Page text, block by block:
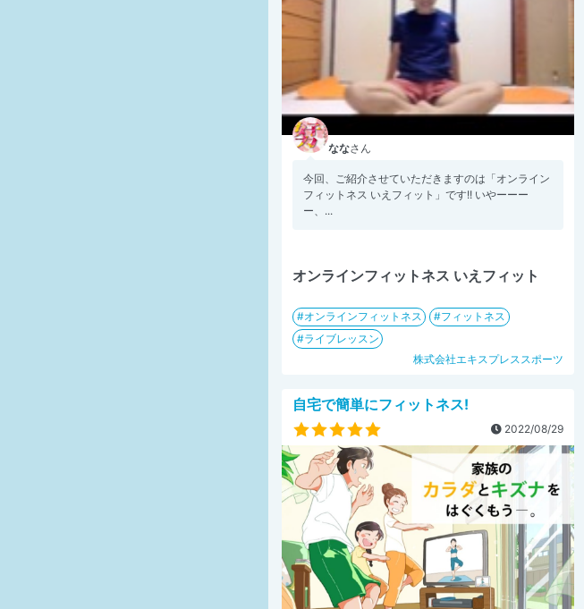
ななさん
今回、ご紹介させていただきますのは「オンライン
フィットネス いえフィット」です!! いやーーー
ー、...
オンラインフィットネス いえフィット
オンラインフィットネス
フィットネス
ライブレッスン
株式会社エキスプレススポーツ
自宅で簡単にフィットネス!
2022/08/29